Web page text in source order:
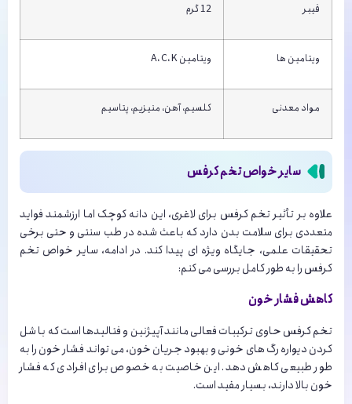
فیبر 12 گرم
ویتامین ها ویتامین A، C، K
مواد معدنی کلسیم، آهن، منیزیم، پتاسیم
سایر خواص تخم کرفس
علاوه بر تأثیر تخم کرفس برای لاغری، این دانه کوچک اما ارزشمند فواید
متعددی برای سلامت بدن دارد که باعث شده در طب سنتی و حتی برخی
تحقیقات علمی، جایگاه ویژه ای پیدا کند. در ادامه، سایر خواص تخم
کرفس را به طور کامل بررسی می کنم:
کاهش فشار خون
تخم کرفس حاوی ترکیبات فعالی مانند آپیژنین و فتالیدها است که با شل
کردن دیواره رگ های خونی و بهبود جریان خون، می تواند فشار خون را به
طور طبیعی کاهش دهد. این خاصیت به خصوص برای افرادی که فشار
خون بالا دارند، بسیار مفید است.